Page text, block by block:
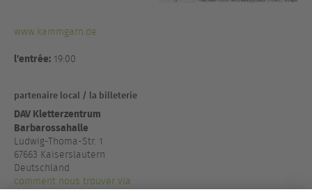
www.kammgarn.de
l'entrée: 19:00
partenaire local / la billeterie
DAV Kletterzentrum
Barbarossahalle
Ludwig-Thoma-Str. 1
67663 Kaiserslautern
Deutschland
comment nous trouver via